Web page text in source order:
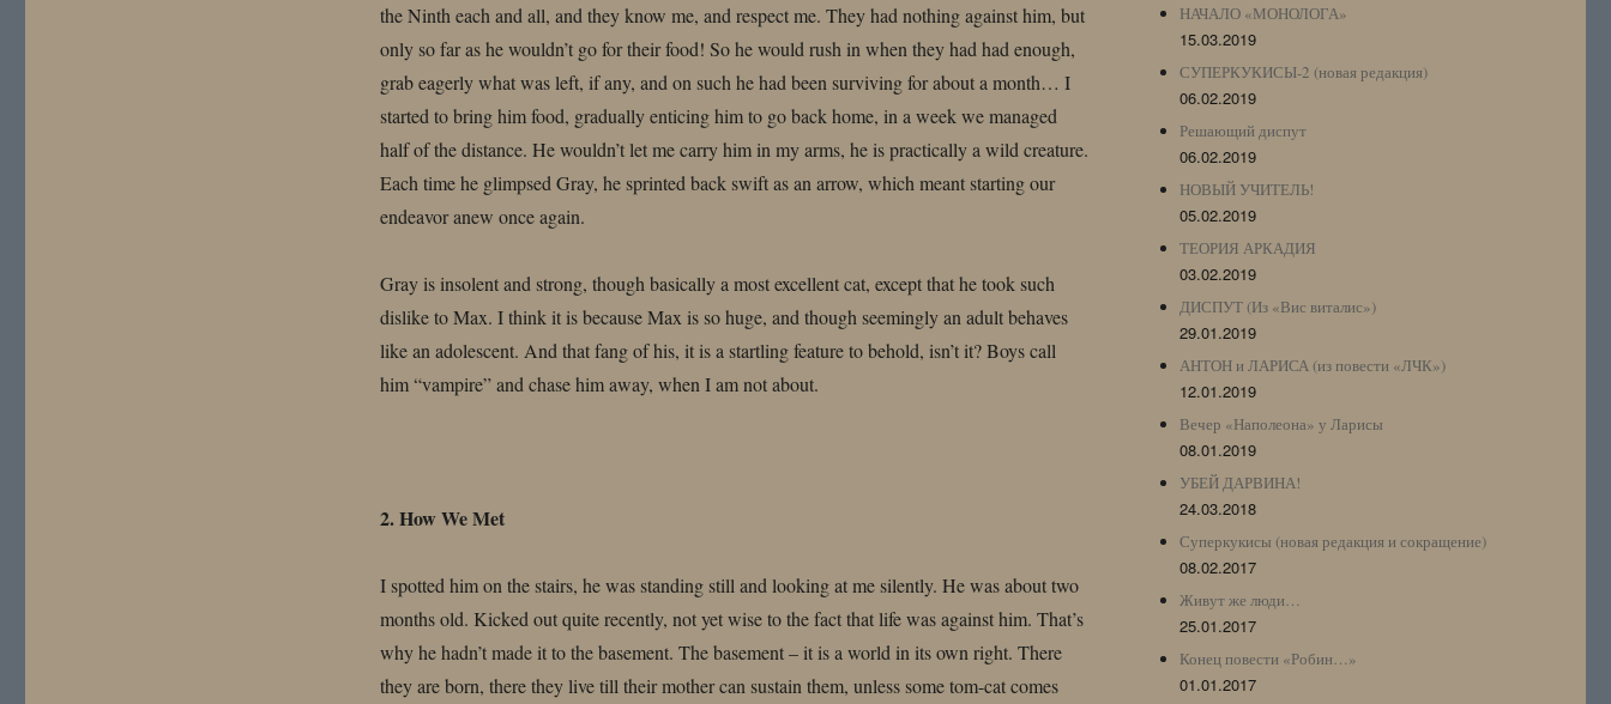
the Ninth each and all, and they know me, and respect me. They had nothing against him, but
only so far as he wouldn’t go for their food! So he would rush in when they had had enough,
grab eagerly what was left, if any, and on such he had been surviving for about a month… I
started to bring him food, gradually enticing him to go back home, in a week we managed
half of the distance. He wouldn’t let me carry him in my arms, he is practically a wild creature.
Each time he glimpsed Gray, he sprinted back swift as an arrow, which meant starting our
endeavor anew once again.
Gray is insolent and strong, though basically a most excellent cat, except that he took such
dislike to Max. I think it is because Max is so huge, and though seemingly an adult behaves
like an adolescent. And that fang of his, it is a startling feature to behold, isn’t it? Boys call
him “vampire” and chase him away, when I am not about.
2. How We Met
I spotted him on the stairs, he was standing still and looking at me silently. He was about two
months old. Kicked out quite recently, not yet wise to the fact that life was against him. That’s
why he hadn’t made it to the basement. The basement – it is a world in its own right. There
they are born, there they live till their mother can sustain them, unless some tom-cat comes
НАЧАЛО «МОНОЛОГА»
15.03.2019
СУПЕРКУКИСЫ-2 (новая редакция)
06.02.2019
Решающий диспут
06.02.2019
НОВЫЙ УЧИТЕЛЬ!
05.02.2019
ТЕОРИЯ АРКАДИЯ
03.02.2019
ДИСПУТ (Из «Вис виталис»)
29.01.2019
АНТОН и ЛАРИСА (из повести «ЛЧК»)
12.01.2019
Вечер «Наполеона» у Ларисы
08.01.2019
УБЕЙ ДАРВИНА!
24.03.2018
Суперкукисы (новая редакция и сокращение)
08.02.2017
Живут же люди…
25.01.2017
Конец повести «Робин…»
01.01.2017